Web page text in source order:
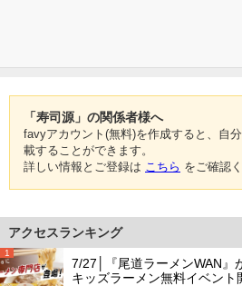
「寿司源」の関係者様へ
favyアカウント(無料)を作成すると、自
載することができます。
詳しい情報とご登録は こちら をご確認
アクセスランキング
1
7/27│『尾道ラーメンWAN』
キッズラーメン無料イベント